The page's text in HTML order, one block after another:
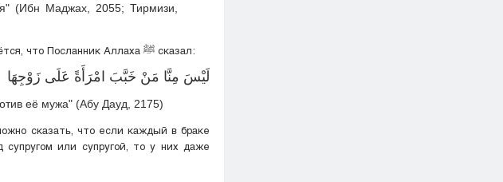
(Ибн Маджах, 2055; Тирмизи,
От Абу Хурайры (да будет доволен им Аллах) передаётся, что Посланник Аллаха ﷺ сказал:
لَيْسَ مِنَّا ‌مَنْ ‌خَبَّبَ ‌امْرَأَةً ‌عَلَى ‌زَوْجِهَا
её мужа" (Абу Дауд, 2175)
сказать, что если каждый в браке
супругом или супругой, то у них даже